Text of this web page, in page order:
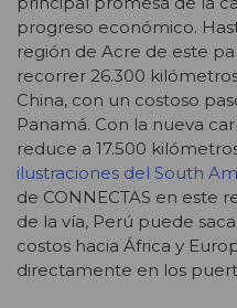
progreso económico.
región de Acre de este
recorrer 26.300
China, con un costoso
Panamá. Con la nueva
reduce a 17.500
ilustraciones del South
de CONNECTAS en este
de la vía, Perú puede
costos hacia África y
directamente en los